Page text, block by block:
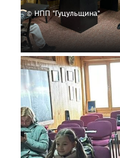
© НПП "Гуцульщина"